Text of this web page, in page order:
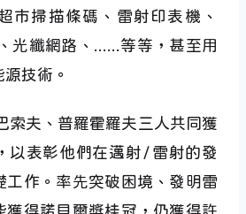
市掃描條碼、雷射印表機、
光纖網路、……等等，甚至用
技術。
索夫、普羅霍羅夫三人共同獲
以表彰他們在邁射∕雷射的發
工作。率先突破困境、發明雷